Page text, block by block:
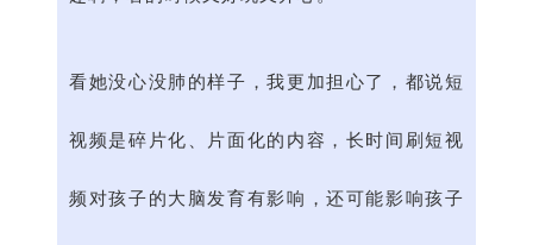
看她没心没肺的样子，我更加担心了，都说短
视频是碎片化、片面化的内容，长时间刷短视
频对孩子的大脑发育有影响，还可能影响孩子